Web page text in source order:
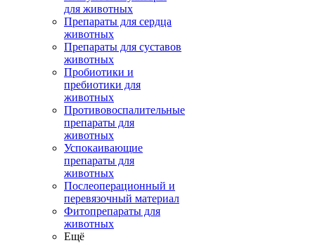
для животных
Препараты для сердца
животных
Препараты для суставов
животных
Пробиотики и
пребиотики для
животных
Противовоспалительные
препараты для
животных
Успокаивающие
препараты для
животных
Послеоперационный и
перевязочный материал
Фитопрепараты для
животных
Ещё